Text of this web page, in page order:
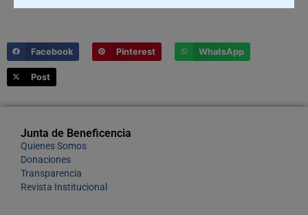
Facebook Pinterest WhatsApp
Post
Junta de Beneficencia
Quienes Somos
Donaciones
Transparencia
Revista Institucional